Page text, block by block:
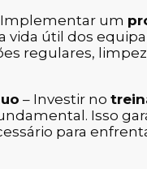
Implementar um
vida útil dos
regulares,
– Investir no
Isso
para